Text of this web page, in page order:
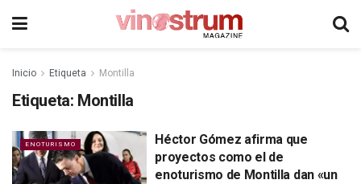
Inicio Etiqueta Montilla
Etiqueta: Montilla
ENOTURISMO
Héctor Gómez afirma que
proyectos como el de
enoturismo de Montilla dan «un